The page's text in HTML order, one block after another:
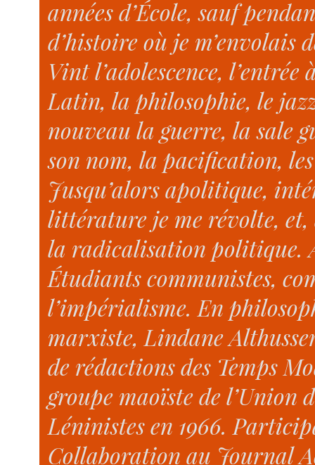
années d’École, sauf
d’histoire où je m’envolais
Vint l’adolescence,
Latin, la philosophie, le
nouveau la guerre, la sale
son nom, la pacification,
Jusqu’alors apolitique,
littérature je me révolte, et,
la radicalisation politique.
Étudiants communistes,
l’impérialisme. En
marxiste, Lindane
de rédactions des Temps
groupe maoïste de l’Union
Léninistes en 1966.
Collaboration au Journal